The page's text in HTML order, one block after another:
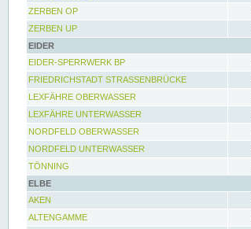
ZERBEN OP
ZERBEN UP
EIDER
EIDER-SPERRWERK BP
FRIEDRICHSTADT STRASSENBRÜCKE
LEXFÄHRE OBERWASSER
LEXFÄHRE UNTERWASSER
NORDFELD OBERWASSER
NORDFELD UNTERWASSER
TÖNNING
ELBE
AKEN
ALTENGAMME